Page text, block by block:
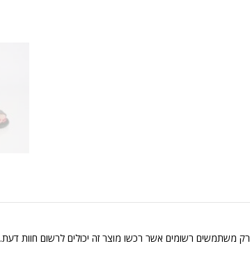
רק משתמשים רשומים אשר רכשו מוצר זה יכולים לרשום חוות דעת.